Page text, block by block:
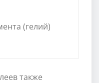
(гелий)
также